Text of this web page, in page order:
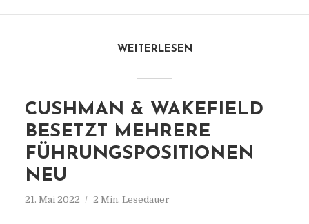
WEITERLESEN
CUSHMAN & WAKEFIELD
BESETZT MEHRERE
FÜHRUNGSPOSITIONEN
NEU
21. Mai 2022 2 Min. Lesedauer